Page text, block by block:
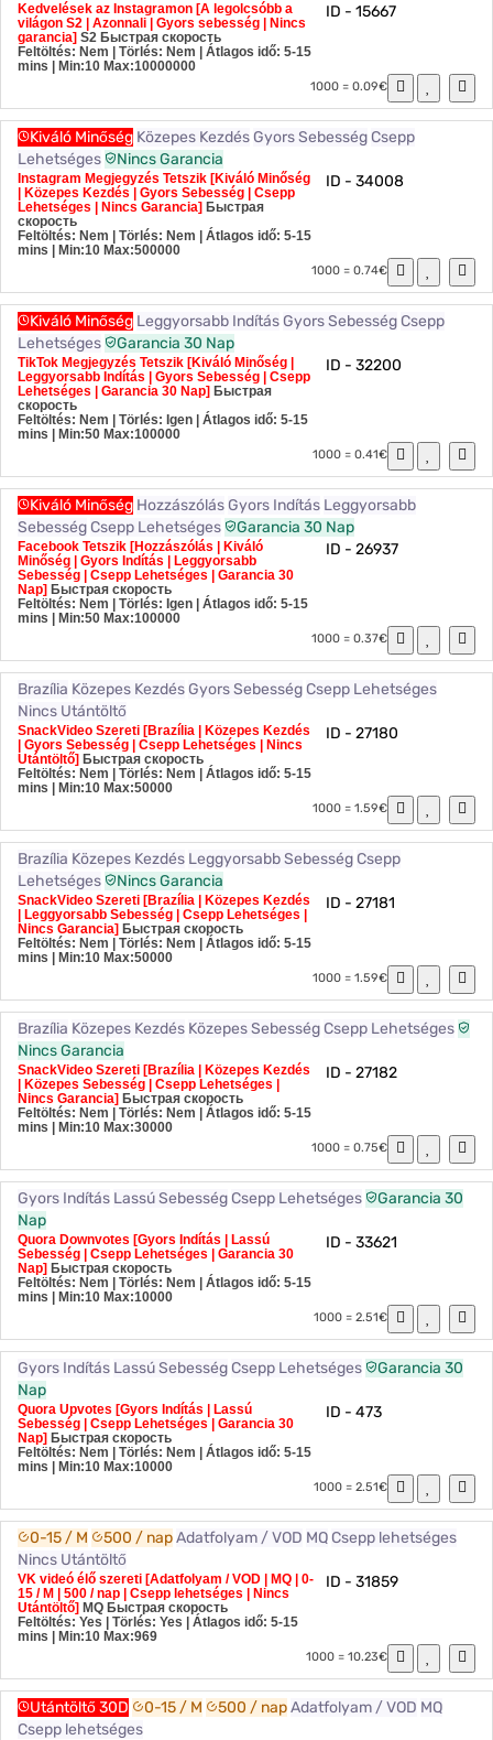
Kedvelések az Instagramon [A legolcsóbb a
világon S2 | Azonnali | Gyors sebesség | Nincs
garancia] S2 Быстрая скорость
Feltöltés: Nem | Törlés: Nem | Átlagos idő: 5-15
mins
| Min:10 Max:10000000
ID - 15667
1000 = 0.09€
Kiváló Minőség Közepes Kezdés Gyors Sebesség Csepp
Lehetséges
Nincs Garancia
Instagram Megjegyzés Tetszik [Kiváló Minőség
| Közepes Kezdés | Gyors Sebesség | Csepp
Lehetséges | Nincs Garancia] Быстрая
скорость
Feltöltés: Nem | Törlés: Nem | Átlagos idő: 5-15
mins
| Min:10 Max:500000
ID - 34008
1000 = 0.74€
Kiváló Minőség Leggyorsabb Indítás Gyors Sebesség Csepp
Lehetséges
Garancia 30 Nap
TikTok Megjegyzés Tetszik [Kiváló Minőség |
Leggyorsabb Indítás | Gyors Sebesség | Csepp
Lehetséges | Garancia 30 Nap] Быстрая
скорость
Feltöltés: Nem | Törlés: Igen | Átlagos idő: 5-15
mins
| Min:50 Max:100000
ID - 32200
1000 = 0.41€
Kiváló Minőség Hozzászólás Gyors Indítás Leggyorsabb
Sebesség Csepp Lehetséges Garancia 30 Nap
Facebook Tetszik [Hozzászólás | Kiváló
Minőség | Gyors Indítás | Leggyorsabb
Sebesség | Csepp Lehetséges | Garancia 30
Nap] Быстрая скорость
Feltöltés: Nem | Törlés: Igen | Átlagos idő: 5-15
mins
| Min:50 Max:100000
ID - 26937
1000 = 0.37€
Brazília Közepes Kezdés Gyors Sebesség Csepp Lehetséges
Nincs Utántöltő
SnackVideo Szereti [Brazília | Közepes Kezdés
| Gyors Sebesség | Csepp Lehetséges | Nincs
Utántöltő] Быстрая скорость
Feltöltés: Nem | Törlés: Nem | Átlagos idő: 5-15
mins
| Min:10 Max:50000
ID - 27180
1000 = 1.59€
Brazília Közepes Kezdés Leggyorsabb Sebesség Csepp
Lehetséges
Nincs Garancia
SnackVideo Szereti [Brazília | Közepes Kezdés
| Leggyorsabb Sebesség | Csepp Lehetséges |
Nincs Garancia] Быстрая скорость
Feltöltés: Nem | Törlés: Nem | Átlagos idő: 5-15
mins
| Min:10 Max:50000
ID - 27181
1000 = 1.59€
Brazília Közepes Kezdés Közepes Sebesség Csepp Lehetséges
Nincs Garancia
SnackVideo Szereti [Brazília | Közepes Kezdés
| Közepes Sebesség | Csepp Lehetséges |
Nincs Garancia] Быстрая скорость
Feltöltés: Nem | Törlés: Nem | Átlagos idő: 5-15
mins
| Min:10 Max:30000
ID - 27182
1000 = 0.75€
Gyors Indítás Lassú Sebesség Csepp Lehetséges
Garancia 30
Nap
Quora Downvotes [Gyors Indítás | Lassú
Sebesség | Csepp Lehetséges | Garancia 30
Nap] Быстрая скорость
Feltöltés: Nem | Törlés: Nem | Átlagos idő: 5-15
mins
| Min:10 Max:10000
ID - 33621
1000 = 2.51€
Gyors Indítás Lassú Sebesség Csepp Lehetséges
Garancia 30
Nap
Quora Upvotes [Gyors Indítás | Lassú
Sebesség | Csepp Lehetséges | Garancia 30
Nap] Быстрая скорость
Feltöltés: Nem | Törlés: Nem | Átlagos idő: 5-15
mins
| Min:10 Max:10000
ID - 473
1000 = 2.51€
0-15 / M 500 / napAdatfolyam / VOD MQ Csepp lehetséges
Nincs Utántöltő
VK videó élő szereti [Adatfolyam / VOD | MQ | 0-
15 / M | 500 / nap | Csepp lehetséges | Nincs
Utántöltő] MQ Быстрая скорость
Feltöltés: Yes | Törlés: Yes | Átlagos idő: 5-15
mins
| Min:10 Max:969
ID - 31859
1000 = 10.23€
Utántöltő 30D 0-15 / M 500 / napAdatfolyam / VOD MQ
Csepp lehetséges